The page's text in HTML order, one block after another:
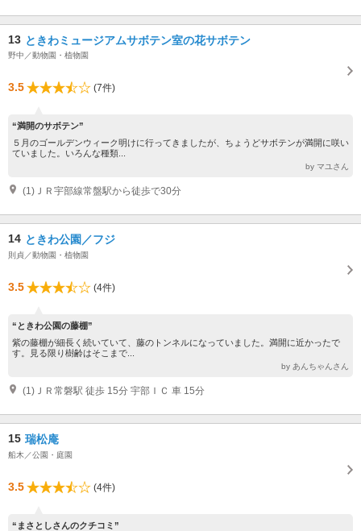
13 ときわミュージアムサボテン室の花サボテン
野中／動物園・植物園
3.5 (7件)
“満開のサボテン”
５月のゴールデンウィーク明けに行ってきましたが、ちょうどサボテンが満開に咲い
ていました。いろんな種類...
by マユさん
(1)ＪＲ宇部線常盤駅から徒歩で30分
14 ときわ公園／フジ
則貞／動物園・植物園
3.5 (4件)
“ときわ公園の藤棚”
紫の藤棚が細長く続いていて、藤のトンネルになっていました。満開に近かったで
す。見る限り樹齢はそこまで...
by あんちゃんさん
(1)ＪＲ常磐駅 徒歩 15分 宇部ＩＣ 車 15分
15 瑞松庵
船木／公園・庭園
3.5 (4件)
“まさとしさんのクチコミ”